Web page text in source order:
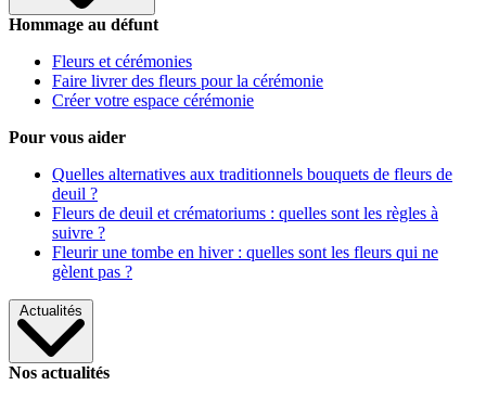
Hommage au défunt
Fleurs et cérémonies
Faire livrer des fleurs pour la cérémonie
Créer votre espace cérémonie
Pour vous aider
Quelles alternatives aux traditionnels bouquets de fleurs de
deuil ?
Fleurs de deuil et crématoriums : quelles sont les règles à
suivre ?
Fleurir une tombe en hiver : quelles sont les fleurs qui ne
gèlent pas ?
Actualités
Nos actualités